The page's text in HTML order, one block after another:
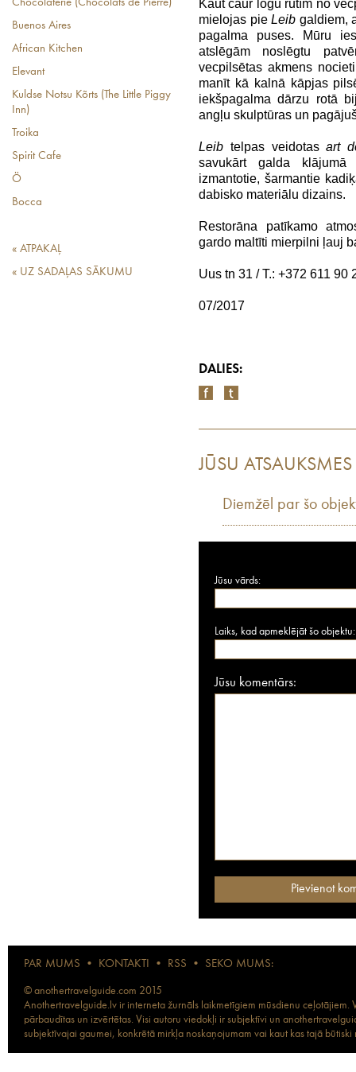
Chocolaterie (Chocolats de Pierre)
Buenos Aires
African Kitchen
Elevant
Kuldse Notsu Kõrts (The Little Piggy
Inn)
Troika
Spirit Cafe
Ö
Bocca
« ATPAKAĻ
« UZ SADAĻAS SĀKUMU
Kaut caur logu rūtīm no
mielojas pie Leib galdiem,
pagalma puses. Mūru
atslēgām noslēgtu
vecpilsētas akmens
manīt kā kalnā kāpjas
iekšpagalma dārzu rotā
angļu skulptūras un
Leib telpas veidotasart
savukārt galda
izmantotie, šarmantie
dabisko materiālu dizains.
Restorāna patīkamo
gardo maltīti mierpilni ļauj
Uus tn 31 / T.: +372 611 90
07/2017
DALIES:
JŪSU ATSAUKSMES
Diemžēl par šo
Jūsu vārds:
Laiks, kad apmeklējāt šo objektu:
Jūsu komentārs:
PAR MUMS • KONTAKTI • RSS • SEKO MUMS:
© anothertravelguide.com 2015
Anothertravelguide.lv ir interneta žurnāls laikmetīgiem mūsdienu
pārbaudītas un izvērtētas. Visi autoru viedokļi ir subjektīvi un
subjektīvajai gaumei, konkrētā mirkļa noskaņojumam vai kaut kas tajā